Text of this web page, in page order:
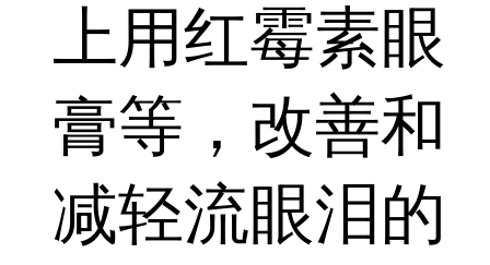
上用红霉素眼
膏等，改善和
减轻流眼泪的